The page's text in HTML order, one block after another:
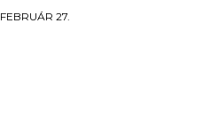
FEBRUÁR 27.